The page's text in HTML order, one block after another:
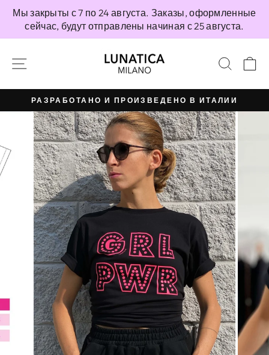
Перейти
непосредственно
Мы закрыты с 7 по 24 августа. Заказы, оформленные
сейчас, будут отправлены начиная с 25 августа.
НАВИГАЦИЯ ПО САЙТУ
Приостановить
презентацию
РАЗРАБОТАНО И ПРОИЗВЕДЕНО В ИТАЛИИ